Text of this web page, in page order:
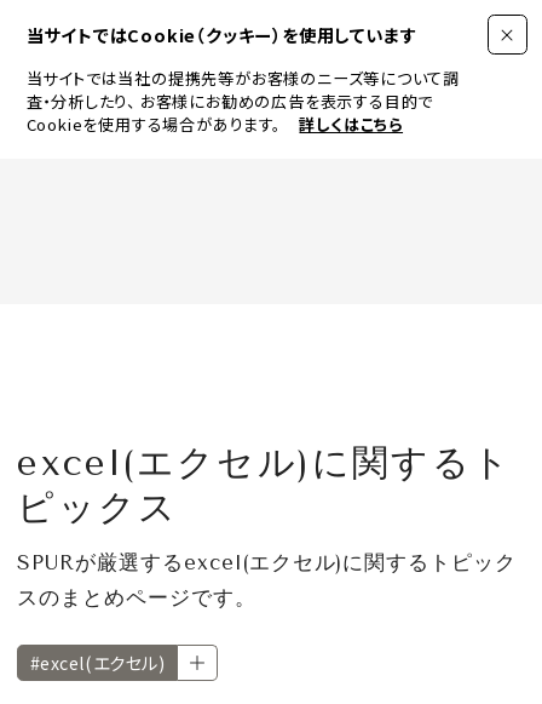
当サイトではCookie（クッキー）を使用しています
当サイトでは当社の提携先等がお客様のニーズ等について調
査・分析したり、 お客様にお勧めの広告を表示する目的で
Cookieを使用する場合があります。
詳しくはこちら
LIFESTYLE
CULTURE
excel(エクセル)に関するト
ピックス
SPURが厳選するexcel(エクセル)に関するトピック
スのまとめページです。
#excel(エクセル)